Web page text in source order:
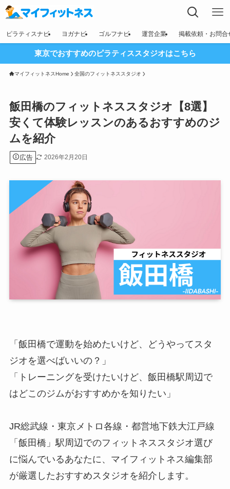
ピラティスナビ ヨガナビ ゴルフナビ 運営企業 掲載依頼・お問合
東京でおすすめのピラティススタジオはこちら
マイフィットネスHome 全国のフィットネススタジオ
飯田橋のフィットネススタジオ【8選】
安くて体験レッスンのあるおすすめのジ
ムを紹介
広告 2026年2月20日
「飯田橋で運動を始めたいけど、どうやってスタ
ジオを選べばいいの？」
「トレーニングを受けたいけど、飯田橋駅周辺で
はどこのジムがおすすめかを知りたい」
JR総武線・東京メトロ各線・都営地下鉄大江戸線
「飯田橋」駅周辺でのフィットネススタジオ選び
に悩んでいるあなたに、マイフィットネス編集部
が厳選したおすすめスタジオを紹介します。